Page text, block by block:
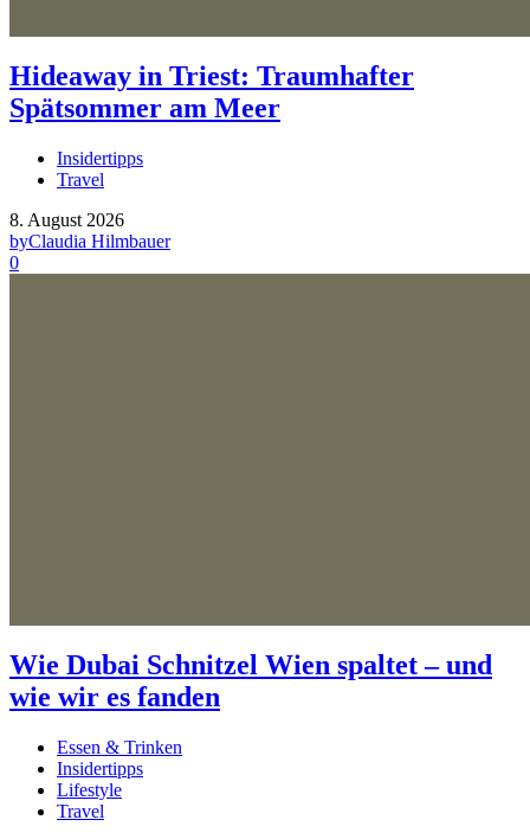
Hideaway in Triest: Traumhafter
Spätsommer am Meer
Insidertipps
Travel
8. August 2026
byClaudia Hilmbauer
0
Wie Dubai Schnitzel Wien spaltet – und
wie wir es fanden
Essen & Trinken
Insidertipps
Lifestyle
Travel